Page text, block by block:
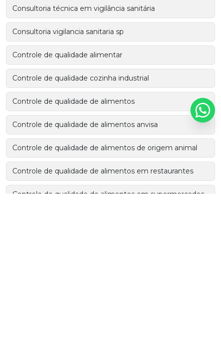
Consultoria técnica em vigilância sanitária
Consultoria vigilancia sanitaria sp
Controle de qualidade alimentar
Controle de qualidade cozinha industrial
Controle de qualidade de alimentos
Controle de qualidade de alimentos anvisa
Controle de qualidade de alimentos de origem animal
Controle de qualidade de alimentos em restaurantes
Controle de qualidade de alimentos em supermercados